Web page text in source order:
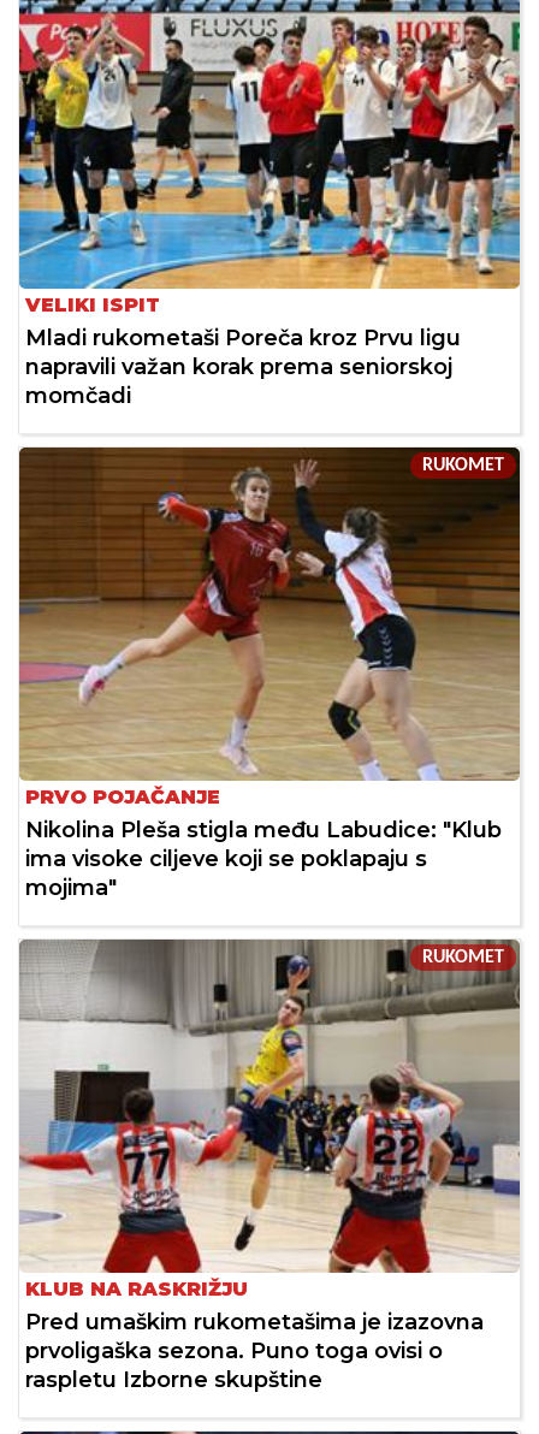
VELIKI ISPIT
Mladi rukometaši Poreča kroz Prvu ligu
napravili važan korak prema seniorskoj
momčadi
RUKOMET
PRVO POJAČANJE
Nikolina Pleša stigla među Labudice: "Klub
ima visoke ciljeve koji se poklapaju s
mojima"
RUKOMET
KLUB NA RASKRIŽJU
Pred umaškim rukometašima je izazovna
prvoligaška sezona. Puno toga ovisi o
raspletu Izborne skupštine